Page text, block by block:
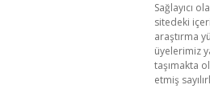
Sağlayıcı
sitedeki
araştırma
üyelerimiz
taşımakta
etmiş